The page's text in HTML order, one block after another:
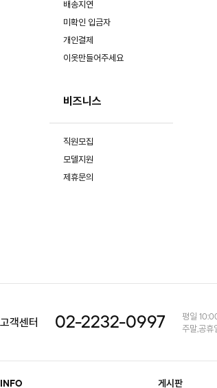
배송지연
미확인 입금자
개인결제
이옷만들어주세요
비즈니스
직원모집
모델지원
제휴문의
고객센터 02-2232-0997
평일
주말,공휴
INFO 게시판